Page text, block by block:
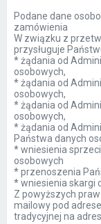
Podane dane
zamówienia
W związku z
przysługuje
* żądania od
osobowych,
* żądania od
osobowych,
* żądania od
osobowych,
* żądania od
Państwa danych
* wniesienia
osobowych
* przenoszenia
* wniesienia skargi
Z powyższych
mailowy pod
tradycyjnej na